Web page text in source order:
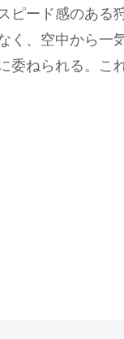
ピード感のある
く、空中から一
委ねられる。こ